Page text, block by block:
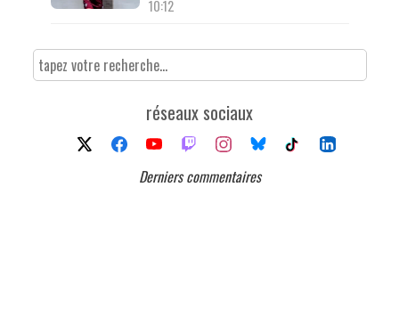
10:12
réseaux sociaux
Derniers commentaires